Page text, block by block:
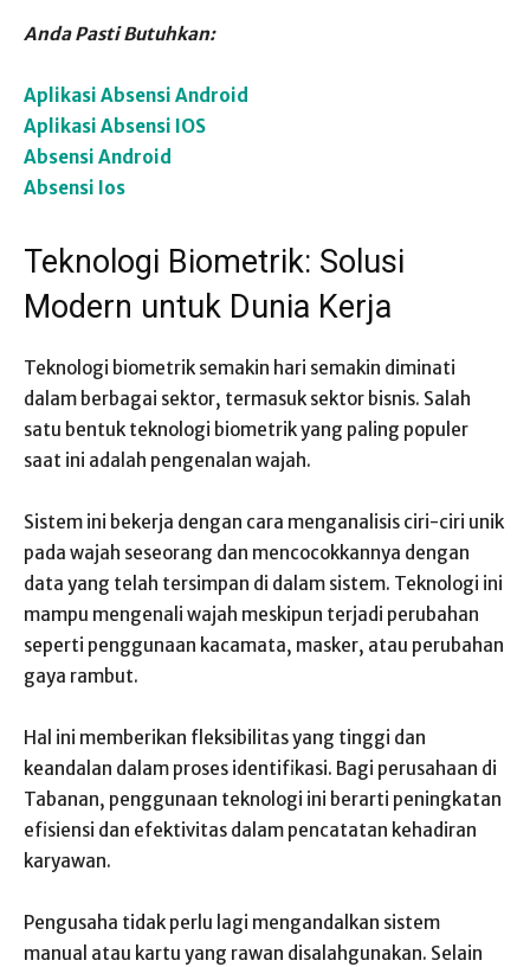
Anda Pasti Butuhkan:
Aplikasi Absensi Android
Aplikasi Absensi IOS
Absensi Android
Absensi Ios
Teknologi Biometrik: Solusi
Modern untuk Dunia Kerja
Teknologi biometrik semakin hari semakin diminati
dalam berbagai sektor, termasuk sektor bisnis. Salah
satu bentuk teknologi biometrik yang paling populer
saat ini adalah pengenalan wajah.
Sistem ini bekerja dengan cara menganalisis ciri-ciri unik
pada wajah seseorang dan mencocokkannya dengan
data yang telah tersimpan di dalam sistem. Teknologi ini
mampu mengenali wajah meskipun terjadi perubahan
seperti penggunaan kacamata, masker, atau perubahan
gaya rambut.
Hal ini memberikan fleksibilitas yang tinggi dan
keandalan dalam proses identifikasi. Bagi perusahaan di
Tabanan, penggunaan teknologi ini berarti peningkatan
efisiensi dan efektivitas dalam pencatatan kehadiran
karyawan.
Pengusaha tidak perlu lagi mengandalkan sistem
manual atau kartu yang rawan disalahgunakan. Selain